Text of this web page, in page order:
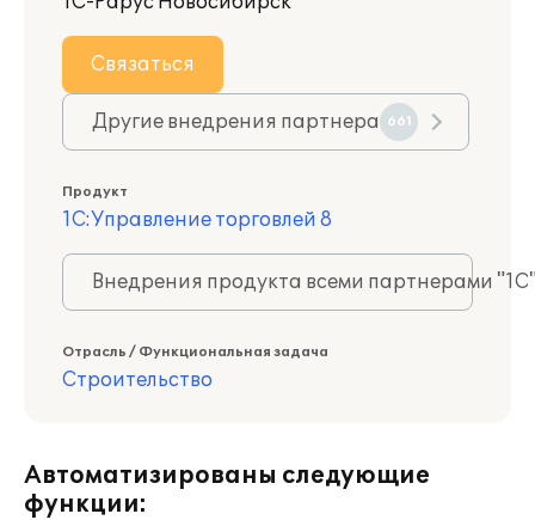
Связаться
Другие внедрения партнера 661
Продукт
1С:Управление торговлей 8
Внедрения продукта всеми партнерами
Отрасль / Функциональная задача
Строительство
Автоматизированы следующие
функции: